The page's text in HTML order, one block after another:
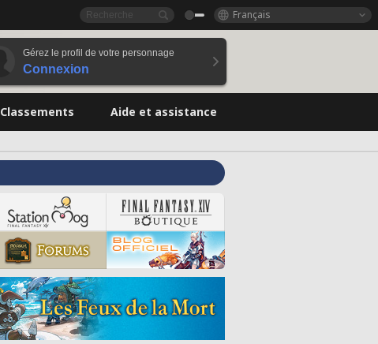
Français
Gérez le profil de votre personnage
Connexion
Classements Aide et assistance